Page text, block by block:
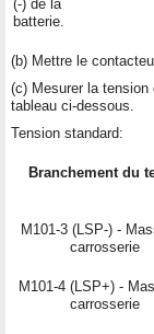
(-) de la
batterie.
(b) Mettre le
(c) Mesurer la tension
tableau ci-dessous.
Tension standard:
Branchement du
M101-3 (LSP-) -
carrosserie
M101-4 (LSP+) -
carrosserie